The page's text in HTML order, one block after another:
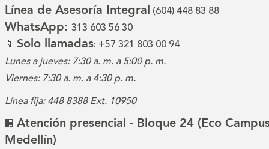
Línea de Asesoría Integral (604) 448 83 88
WhatsApp: 313 603 56 30
📱 Solo llamadas: +57 321 803 00 94
Lunes a jueves: 7:30 a. m. a 5:00 p. m.
Viernes: 7:30 a. m. a 4:30 p. m.
Línea fija: 448 8388 Ext. 10950
🏢 Atención presencial - Bloque 24 (Eco
Medellín)